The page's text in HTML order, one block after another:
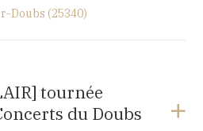
Doubs (25340)
(25340)
tournée
du Doubs